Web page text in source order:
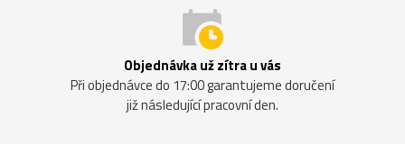
Objednávka už zítra u vás
Při objednávce do 17:00 garantujeme doručení
již následující pracovní den.